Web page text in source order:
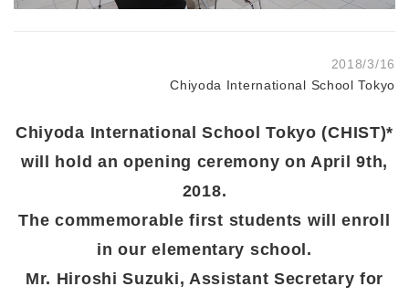
2018/3/16
Chiyoda International School Tokyo
Chiyoda International School Tokyo (CHIST)*
will hold an opening ceremony on April 9th,
2018.
The commemorable first students will enroll
in our elementary school.
Mr. Hiroshi Suzuki, Assistant Secretary for